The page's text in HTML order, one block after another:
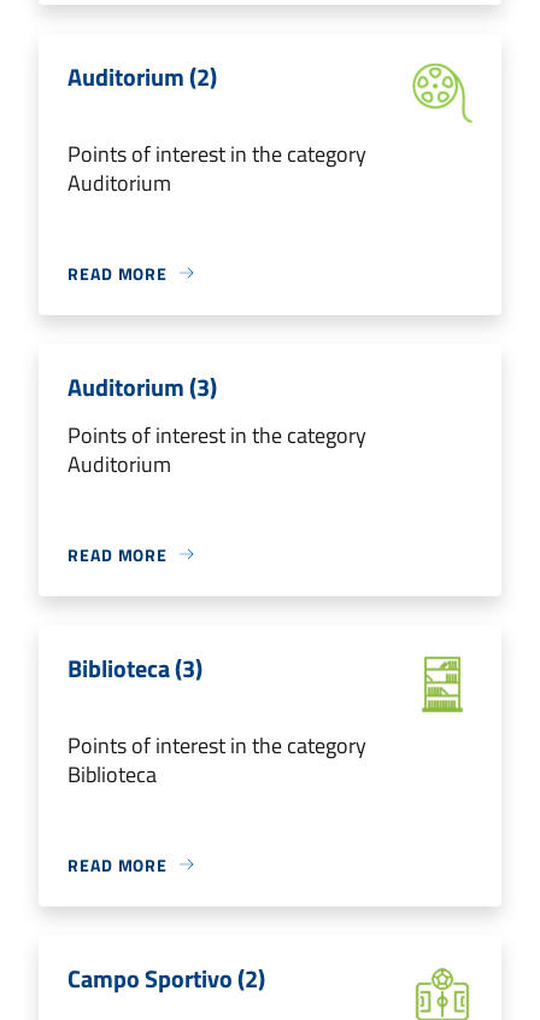
Auditorium (2)
Points of interest in the category
Auditorium
READ MORE
Auditorium (3)
Points of interest in the category
Auditorium
READ MORE
Biblioteca (3)
Points of interest in the category
Biblioteca
READ MORE
Campo Sportivo (2)